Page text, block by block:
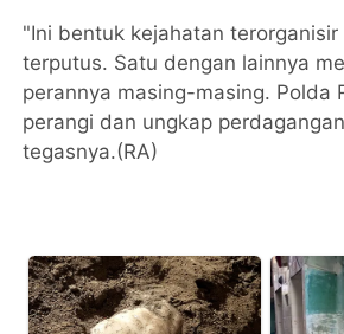
"Ini bentuk kejahatan
terputus. Satu dengan lainnya
perannya masing-masing. Polda
perangi dan ungkap
tegasnya.(RA)